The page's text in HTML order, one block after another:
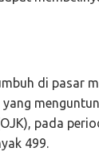
di pasar
pada
499.